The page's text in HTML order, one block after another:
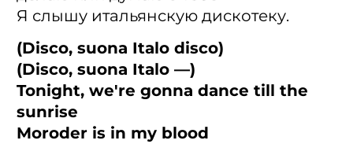
Я слышу итальянскую дискотеку.
(Disco, suona Italo disco)
(Disco, suona Italo —)
Tonight, we're gonna dance till the
sunrise
Moroder is in my blood